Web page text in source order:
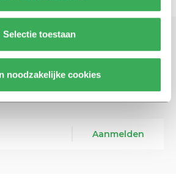
Selectie toestaan
noodzakelijke cookies
onze nieuwsbrief
je aan voor de nieuwsbrief van
Univers.
Aanmelden